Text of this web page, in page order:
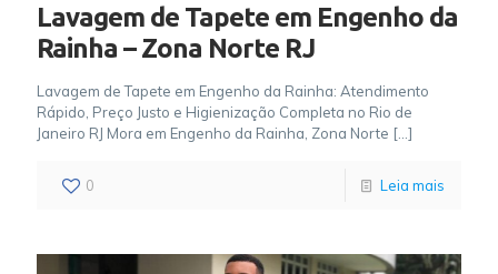
Lavagem de Tapete em Engenho da
Rainha – Zona Norte RJ
Lavagem de Tapete em Engenho da Rainha: Atendimento
Rápido, Preço Justo e Higienização Completa no Rio de
Janeiro RJ Mora em Engenho da Rainha, Zona Norte […]
0 Leia mais